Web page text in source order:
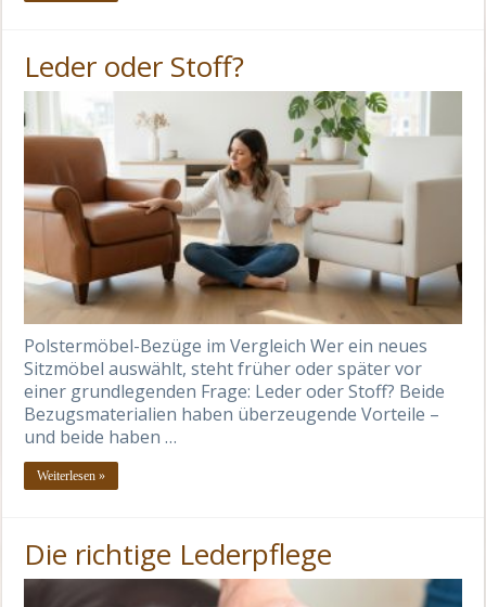
Leder oder Stoff?
Polstermöbel-Bezüge im Vergleich Wer ein neues
Sitzmöbel auswählt, steht früher oder später vor
einer grundlegenden Frage: Leder oder Stoff? Beide
Bezugsmaterialien haben überzeugende Vorteile –
und beide haben …
Weiterlesen »
Die richtige Lederpflege